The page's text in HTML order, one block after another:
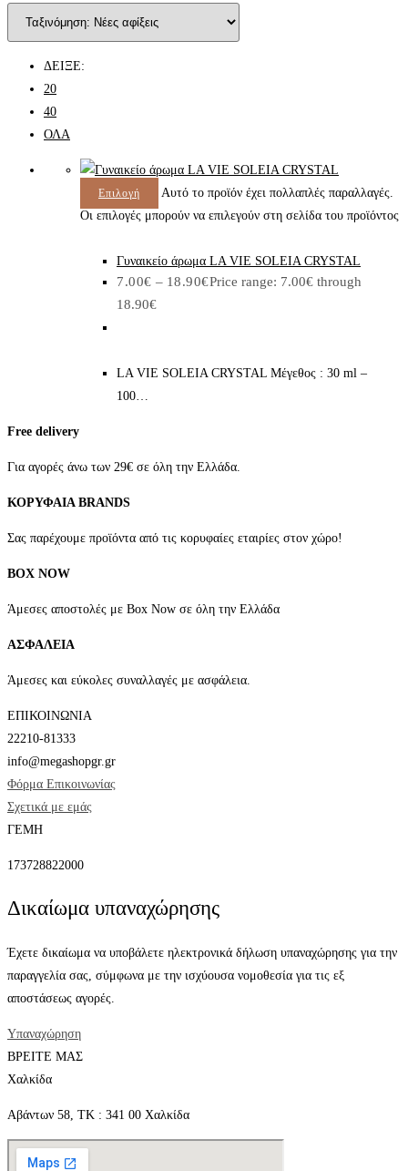
ΔΕΙΞΕ:
20
40
ΟΛΑ
Επιλογή
Αυτό το προϊόν έχει πολλαπλές παραλλαγές.
Οι επιλογές μπορούν να επιλεγούν στη σελίδα του προϊόντος
Γυναικείο άρωμα LA VIE SOLEIA CRYSTAL
7.00€ – 18.90€Price range: 7.00€ through
18.90€
LA VIE SOLEIA CRYSTAL Μέγεθος : 30 ml –
100…
Free delivery
Για αγορές άνω των 29€ σε όλη την Ελλάδα.
ΚΟΡΥΦΑΙΑ BRANDS
Σας παρέχουμε προϊόντα από τις κορυφαίες εταιρίες στον χώρο!
BOX NOW
Άμεσες αποστολές με Box Now σε όλη την Ελλάδα
ΑΣΦΑΛΕΙΑ
Άμεσες και εύκολες συναλλαγές με ασφάλεια.
ΕΠΙΚΟΙΝΩΝΙΑ
22210-81333
info@megashopgr.gr
Φόρμα Επικοινωνίας
Σχετικά με εμάς
ΓΕΜΗ
173728822000
Δικαίωμα υπαναχώρησης
Έχετε δικαίωμα να υποβάλετε ηλεκτρονικά δήλωση υπαναχώρησης για την
παραγγελία σας, σύμφωνα με την ισχύουσα νομοθεσία για τις εξ
αποστάσεως αγορές.
Υπαναχώρηση
ΒΡΕΙΤΕ ΜΑΣ
Χαλκίδα
Αβάντων 58, ΤΚ : 341 00 Χαλκίδα